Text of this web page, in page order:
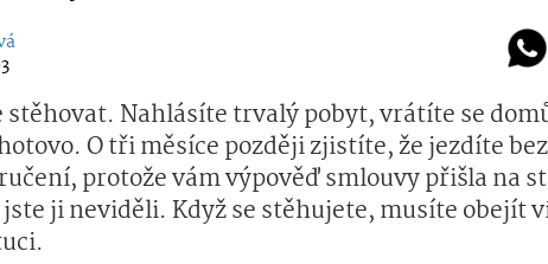
stěhovat. Nahlásíte trvalý pobyt, vrátíte se
O tři měsíce později zjistíte, že jezdíte
protože vám výpověď smlouvy přišla na
jste ji neviděli. Když se stěhujete, musíte obejít